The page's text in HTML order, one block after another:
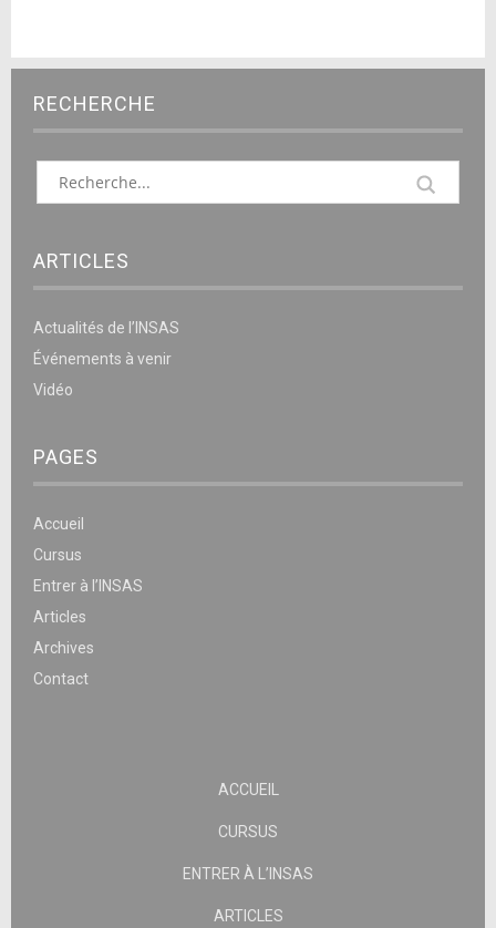
RECHERCHE
ARTICLES
Actualités de l’INSAS
Événements à venir
Vidéo
PAGES
Accueil
Cursus
Entrer à l’INSAS
Articles
Archives
Contact
ACCUEIL
CURSUS
ENTRER À L’INSAS
ARTICLES